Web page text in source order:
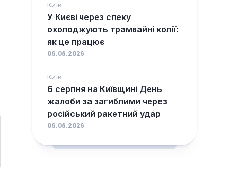
Київ
У Києві через спеку
охолоджують трамвайні колії:
як це працює
06.08.2026
Київ
6 серпня на Київщині День
жалоби за загиблими через
російський ракетний удар
06.08.2026